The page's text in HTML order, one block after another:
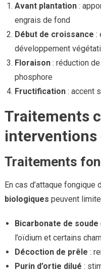
Avant plantation:
engrais de fond
Début de croissance :
développement
Floraison: réduction de
phosphore
Fructification: accent
Traitements
interventions
Traitements
En cas d’attaque fongique
biologiques peuvent
Bicarbonate de soude
l’oïdium et certains
Décoction de prêle :
Purin d’ortie dilué :